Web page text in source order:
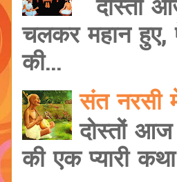
दोस्तों
चलकर महान हुए,
की...
संत नरसी
दोस्तों
की एक प्यारी